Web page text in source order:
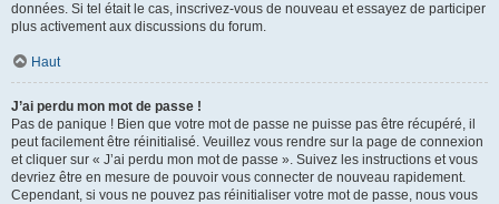
données. Si tel était le cas, inscrivez-vous de nouveau et essayez de participer
plus activement aux discussions du forum.
Haut
J’ai perdu mon mot de passe !
Pas de panique ! Bien que votre mot de passe ne puisse pas être récupéré, il
peut facilement être réinitialisé. Veuillez vous rendre sur la page de connexion
et cliquer sur « J’ai perdu mon mot de passe ». Suivez les instructions et vous
devriez être en mesure de pouvoir vous connecter de nouveau rapidement.
Cependant, si vous ne pouvez pas réinitialiser votre mot de passe, nous vous